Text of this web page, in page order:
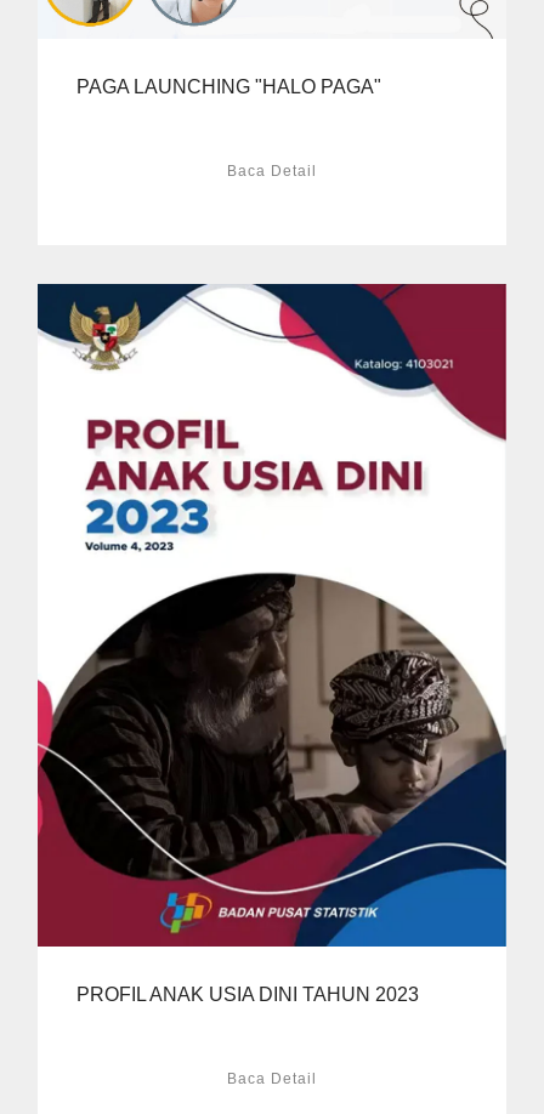
PAGA LAUNCHING "HALO PAGA"
Baca Detail
PROFIL ANAK USIA DINI TAHUN 2023
Baca Detail